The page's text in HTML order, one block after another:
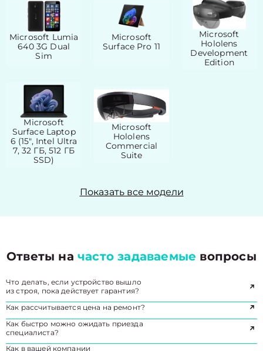
Microsoft Lumia
640 3G Dual
Sim
Microsoft
Surface Pro 11
Microsoft
Hololens
Development
Edition
Microsoft
Surface Laptop
6 (15", Intel Ultra
7, 32 ГБ, 512 ГБ
SSD)
Microsoft
Hololens
Commercial
Suite
Показать все модели
Ответы начасто задаваемые вопросы
Что делать, если устройство вышло
из строя, пока действует гарантия?
Как рассчитывается цена на ремонт?
Как быстро можно ожидать приезда
специалиста?
Как в вашей компании